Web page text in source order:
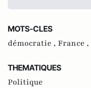
MOTS-CLES
démocratie , France ,
THEMATIQUES
Politique